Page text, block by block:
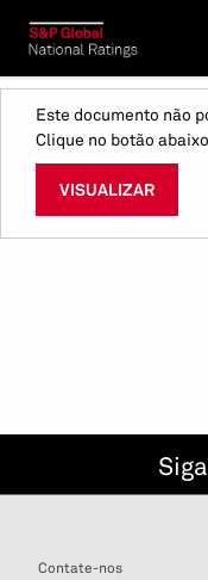
Este documento não
Clique no botão
VISUALIZAR
Contate-nos